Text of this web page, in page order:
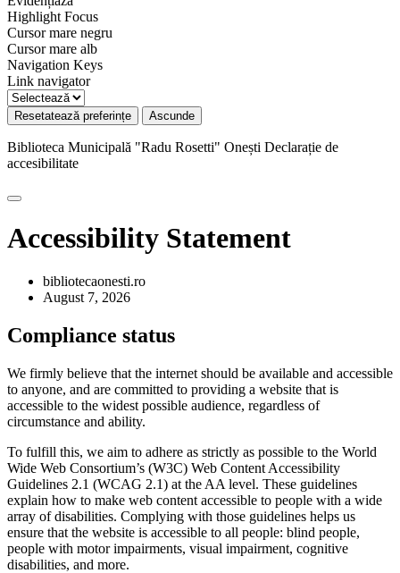
Highlight Focus
Cursor mare negru
Cursor mare alb
Navigation Keys
Link navigator
Resetatează preferințe Ascunde
Biblioteca Municipală "Radu Rosetti" Onești Declarație de
accesibilitate
Accessibility Statement
bibliotecaonesti.ro
August 7, 2026
Compliance status
We firmly believe that the internet should be available and accessible
to anyone, and are committed to providing a website that is
accessible to the widest possible audience, regardless of
circumstance and ability.
To fulfill this, we aim to adhere as strictly as possible to the World
Wide Web Consortium’s (W3C) Web Content Accessibility
Guidelines 2.1 (WCAG 2.1) at the AA level. These guidelines
explain how to make web content accessible to people with a wide
array of disabilities. Complying with those guidelines helps us
ensure that the website is accessible to all people: blind people,
people with motor impairments, visual impairment, cognitive
disabilities, and more.